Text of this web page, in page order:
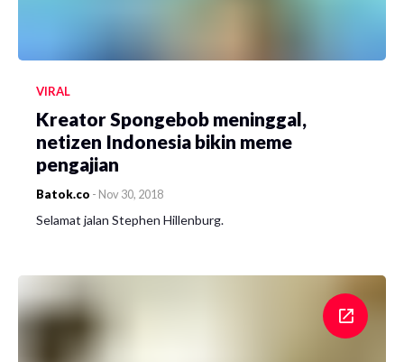
VIRAL
Kreator Spongebob meninggal,
netizen Indonesia bikin meme
pengajian
Batok.co - Nov 30, 2018
Selamat jalan Stephen Hillenburg.